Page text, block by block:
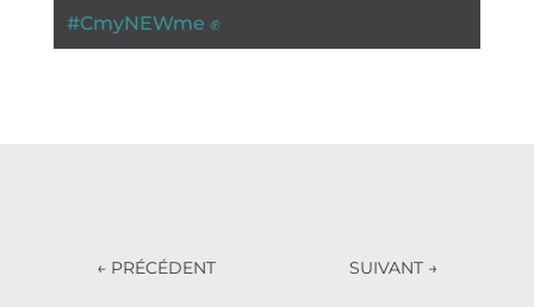
#CmyNEWme ✊
← PRÉCÉDENT SUIVANT →